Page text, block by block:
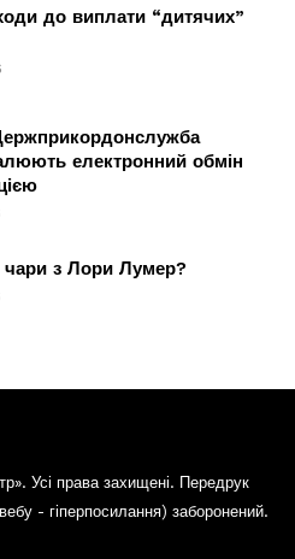
до виплати “дитячих”
електронний обмін
чари з Лори Лумер?
Усі права захищені. Передрук
- гіперпосилання) заборонений.